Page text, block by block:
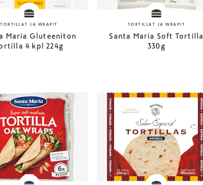
TORTILLAT JA WRAPIT
Maria Gluteeniton
4 kpl 224g
TORTILLAT JA WRAPIT
Santa Maria Soft Tortilla
330g